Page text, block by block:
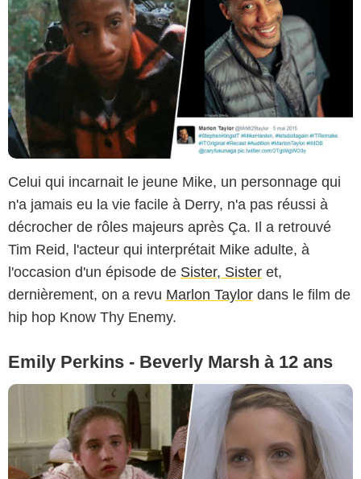
Celui qui incarnait le jeune Mike, un personnage qui
n'a jamais eu la vie facile à Derry, n'a pas réussi à
décrocher de rôles majeurs après Ça. Il a retrouvé
Tim Reid, l'acteur qui interprétait Mike adulte, à
l'occasion d'un épisode de Sister, Sister et,
dernièrement, on a revu Marlon Taylor dans le film de
hip hop Know Thy Enemy.
Emily Perkins - Beverly Marsh à 12 ans